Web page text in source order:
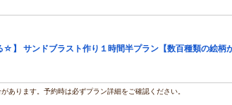
☆】 サンドブラスト作り１時間半プラン【数百種類の絵柄
あります。予約時は必ずプラン詳細をご確認ください。